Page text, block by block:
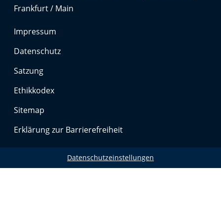
Frankfurt / Main
Impressum
Datenschutz
Satzung
Ethikkodex
Sitemap
Erklärung zur Barrierefreiheit
Datenschutzeinstellungen